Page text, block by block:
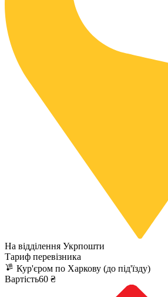
На відділення Укрпошти
Тариф перевізника
Кур'єром по Харкову (до під'їзду)
Вартість60 ₴